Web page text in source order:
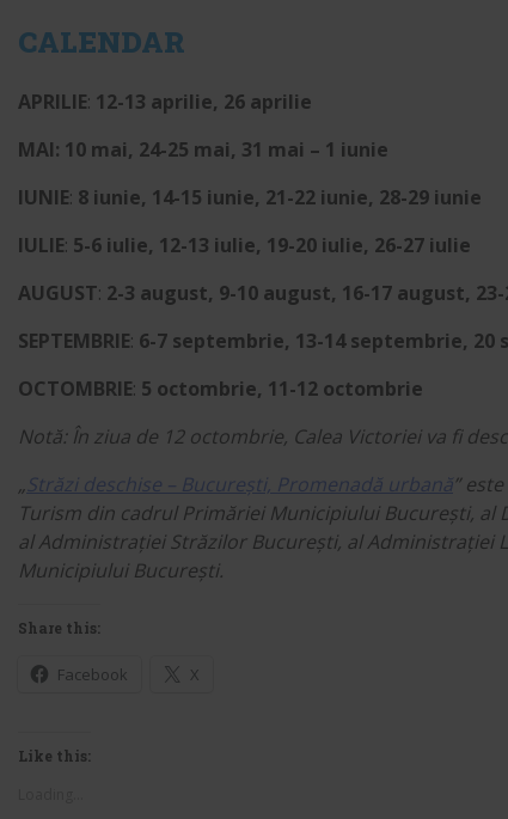
CALENDAR
APRILIE: 12-13 aprilie, 26 aprilie
MAI: 10 mai, 24-25 mai, 31 mai – 1 iunie
IUNIE: 8 iunie, 14-15 iunie, 21-22 iunie, 28-29 iunie
IULIE: 5-6 iulie, 12-13 iulie, 19-20 iulie, 26-27 iulie
AUGUST: 2-3 august, 9-10 august, 16-17 august,
SEPTEMBRIE: 6-7 septembrie, 13-14 septembrie,
OCTOMBRIE: 5 octombrie, 11-12 octombrie
Notă: În ziua de 12 octombrie, Calea Victoriei va fi
„Străzi deschise – București, Promenadă urbană”
Turism din cadrul Primăriei Municipiului București,
al Administrației Străzilor București, al Administrației
Municipiului București.
Share this:
Facebook X
Like this: